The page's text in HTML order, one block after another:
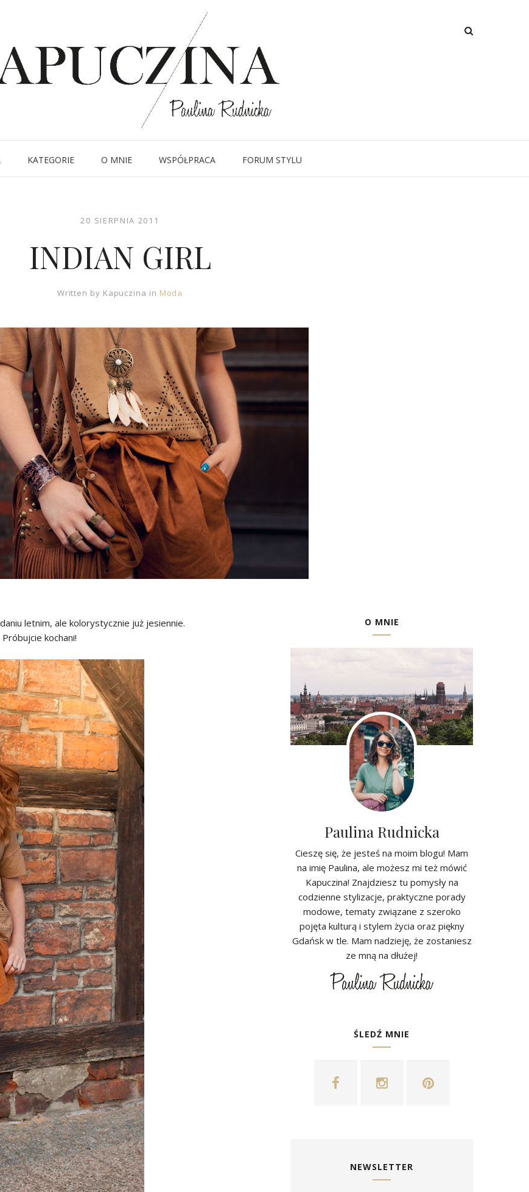
KATEGORIE O MNIE WSPÓŁPRACA FORUM STYLU
20 SIERPNIA 2011
INDIAN GIRL
Written by Kapuczina in Moda
letnim, ale kolorystycznie już jesiennie.
kochani!
O MNIE
Paulina Rudnicka
Cieszę się, że jesteś na moim blogu! Mam
na imię Paulina, ale możesz mi też mówić
Kapuczina! Znajdziesz tu pomysły na
codzienne stylizacje, praktyczne porady
modowe, tematy związane z szeroko
pojęta kulturą i stylem życia oraz piękny
Gdańsk w tle. Mam nadzieję, że zostaniesz
ze mną na dłużej!
ŚLEDŹ MNIE
NEWSLETTER